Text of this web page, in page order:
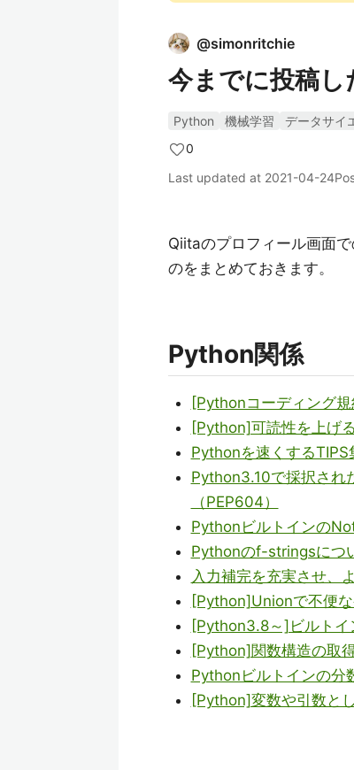
@simonritchie
今までに投稿し
Python 機械学習
データサイ
0
Last updated at 2021-04-24
Qiitaのプロフィール画面
のをまとめておきます。
Python関係
[Pythonコーディング規
[Python]可読性を上げ
Pythonを速くする
Python3.10で採択され
（PEP604）
Pythonビルトインの
Pythonのf-stringsにつ
入力補完を充実させ、
[Python]Unionで不便
[Python3.8～]ビルトイ
[Python]関数構造の取
Pythonビルトインの分
[Python]変数や引数と